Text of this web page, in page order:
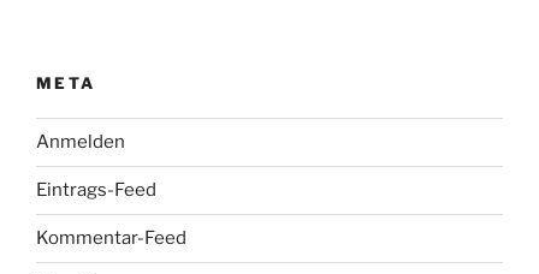
META
Anmelden
Eintrags-Feed
Kommentar-Feed